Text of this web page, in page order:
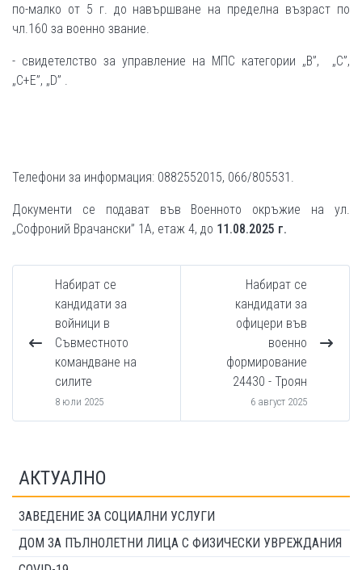
по-малко от 5 г. до навършване на пределна възраст по
чл.160 за военно звание.
- свидетелство за управление на МПС категории „В”, „С”,
„С+Е”, „D” .
Телефони за информация: 0882552015, 066/805531.
Документи се подават във Военното окръжие на ул.
„Софроний Врачански” 1А, етаж 4, до 11.08.2025 г.
Набират се
кандидати за
войници в
Съвместното
командване на
силите
8 юли 2025
Набират се
кандидати за
офицери във
военно
формирование
24430 - Троян
6 август 2025
АКТУАЛНО
ЗАВЕДЕНИЕ ЗА СОЦИАЛНИ УСЛУГИ
ДОМ ЗА ПЪЛНОЛЕТНИ ЛИЦА С ФИЗИЧЕСКИ УВРЕЖДАНИЯ